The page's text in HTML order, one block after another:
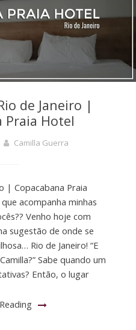
de Janeiro |
Praia Hotel
Camilla Guerra
| Copacabana Praia
acompanha minhas
Venho hoje com
sugestão de onde se
Rio de Janeiro! “E
Sabe quando um
Então, o lugar